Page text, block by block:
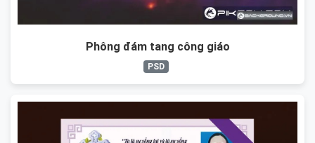
Phông đám tang công giáo
PSD